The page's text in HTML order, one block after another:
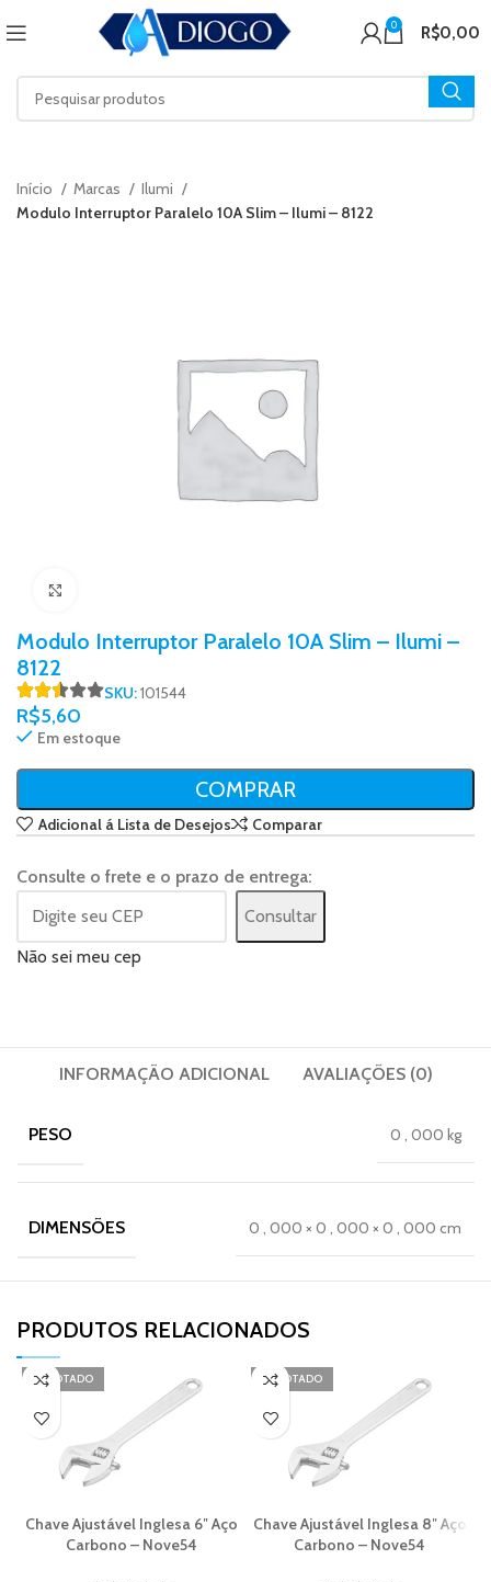
0 R$0,00
Início Marcas
Ilumi
Modulo Interruptor Paralelo 10A Slim – Ilumi – 8122
Modulo Interruptor Paralelo 10A Slim – Ilumi –
8122
SKU:101544
R$5,60
Em estoque
COMPRAR
Adicional á Lista de Desejos Comparar
Consulte o frete e o prazo de entrega:
Consultar
Não sei meu cep
INFORMAÇÃO ADICIONAL AVALIAÇÕES (0)
PESO 0 000 kg
DIMENSÕES 0 000 × 0 000 × 0 000 cm
PRODUTOS RELACIONADOS​
ESGOTADO
Chave Ajustável Inglesa 6″ Aço
Carbono – Nove54
ESGOTADO
Chave Ajustável Inglesa 8″ Aço
Carbono – Nove54